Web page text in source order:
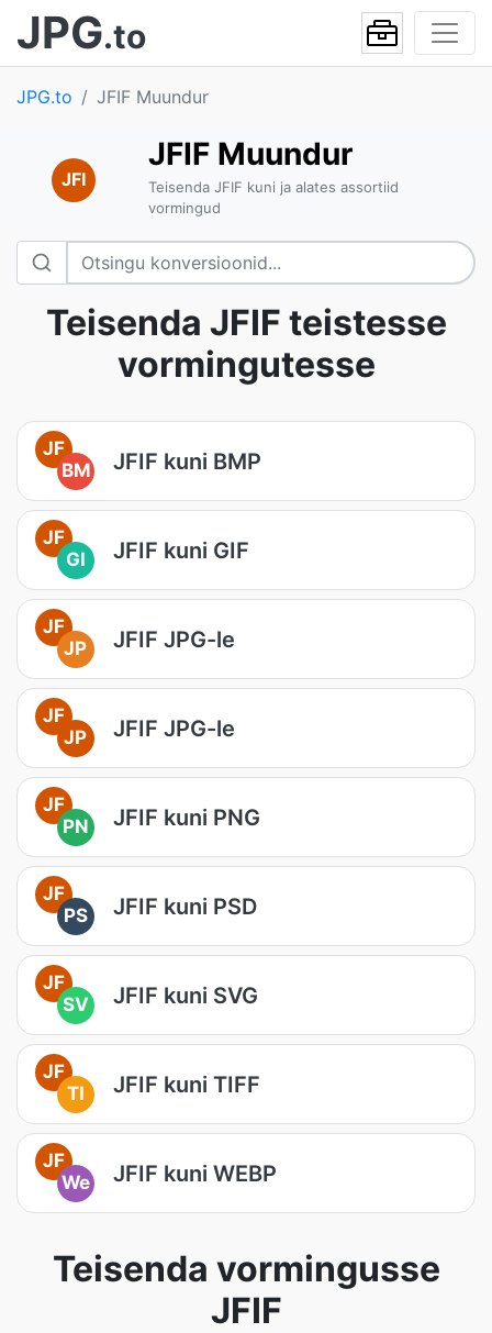
JPG.to
JPG.to JFIF Muundur
JFI
JFIF Muundur
Teisenda JFIF kuni ja alates assortiid
vormingud
Teisenda JFIF teistesse
vormingutesse
JF
BM
JFIF kuni BMP
JF
GI
JFIF kuni GIF
JF
JP
JFIF JPG-le
JF
JP
JFIF JPG-le
JF
PN
JFIF kuni PNG
JF
PS
JFIF kuni PSD
JF
SV
JFIF kuni SVG
JF
TI
JFIF kuni TIFF
JF
We
JFIF kuni WEBP
Teisenda vormingusse
JFIF